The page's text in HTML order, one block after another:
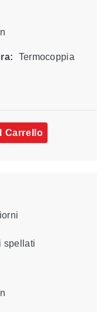
Termocoppia
Carrello
spellati